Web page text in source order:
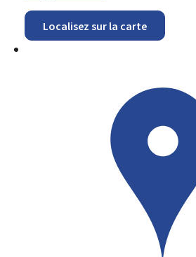
Localisez sur la carte